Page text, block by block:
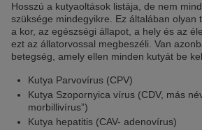
Hosszú a kutyaoltások listája, de nem
szüksége mindegyikre. Ez általában olyan
a kor, az egészségi állapot, a hely és az
ezt az állatorvossal megbeszéli. Van
betegség, amely ellen minden kutyát be
Kutya Parvovírus (CPV)
Kutya Szopornyica vírus (CDV, más
morbillivírus”)
Kutya hepatitis (CAV- adenovírus)